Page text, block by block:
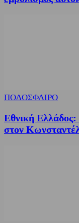
ΠΟΔΟΣΦΑΙΡΟ
Εθνική Ελλάδος:
στον